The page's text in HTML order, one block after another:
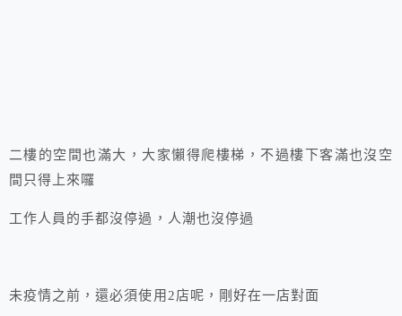
二樓的空間也滿大，大家懶得爬樓梯，不過樓下客滿也沒空
間只得上來囉
工作人員的手都沒停過，人潮也沒停過
未疫情之前，還必須使用2店呢，剛好在一店對面